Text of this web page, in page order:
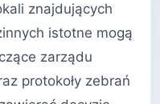
znajdujących
istotne mogą
zarządu
protokoły zebrań